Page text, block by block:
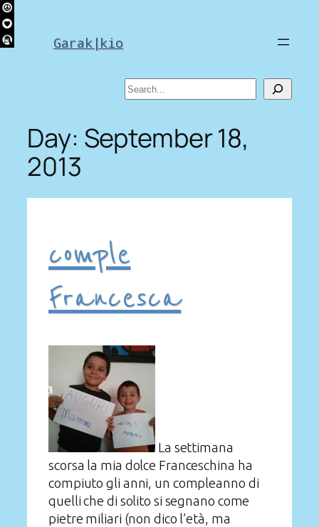
Skip
to
content Garak|kio
Search
Day: September 18,
2013
comple
Francesca
La settimana
scorsa la mia dolce Franceschina ha
compiuto gli anni, un compleanno di
quelli che di solito si segnano come
pietre miliari (non dico l’età, ma